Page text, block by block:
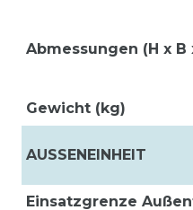
Abmessungen (H x B
Gewicht (kg)
AUSSENEINHEIT
Einsatzgrenze